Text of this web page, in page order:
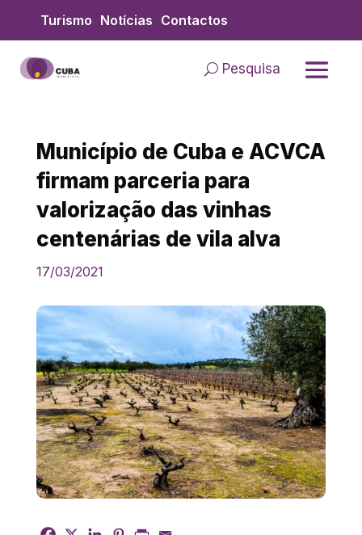
content
Turismo Notícias Contactos
Pesquisa
Município de Cuba e ACVCA
firmam parceria para
valorização das vinhas
centenárias de vila alva
17/03/2021